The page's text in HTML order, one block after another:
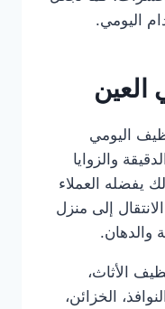
اليومي.
اليومي
والزوايا
يفضله العملاء
إلى منزل
والدهان.
الأثاث،
الخزائن،